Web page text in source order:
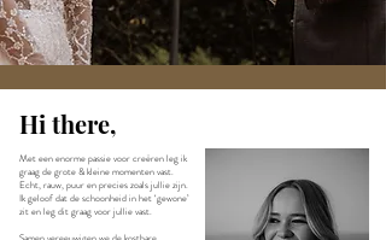
Hi there,
Met een enorme passie voor creëren leg ik
graag de grote & kleine momenten vast.
Echt, rauw, puur en precies zoals jullie zijn.
Ik geloof dat de schoonheid in het ‘gewone’
zit en leg dit graag voor jullie vast.